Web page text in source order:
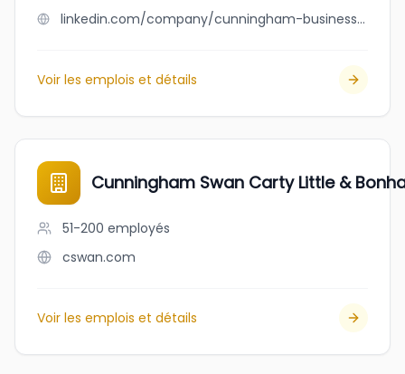
linkedin.com/company/cunningham-business-interiors
Voir les emplois et détails
Cunningham Swan Carty Little &
51-200 employés
cswan.com
Voir les emplois et détails